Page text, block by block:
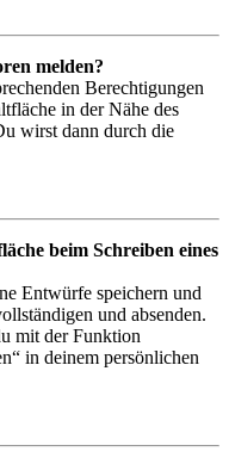
melden?
Berechtigungen
in der Nähe des
wirst dann durch die
beim Schreiben eines
Entwürfe speichern und
und absenden.
mit der Funktion
in deinem persönlichen